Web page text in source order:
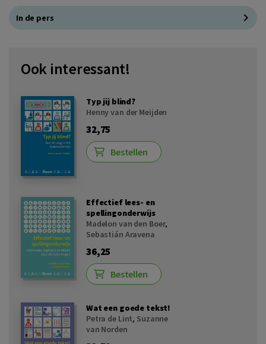
In de pers
Ook interessant!
Typ jij blind?
Henny van der Meijden
32,75
Bestellen
Effectief lees- en
spellingonderwijs
Madelon van den Boer,
Sebastián Aravena
36,25
Bestellen
Wat een goede tekst!
Petra de Lint, Suzanne
van Norden